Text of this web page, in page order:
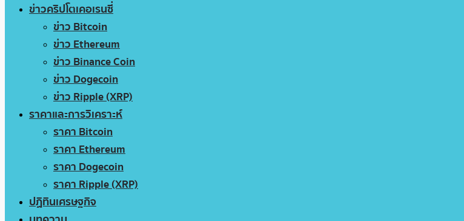
ข่าวคริปโตเคอเรนซี่
ข่าว Bitcoin
ข่าว Ethereum
ข่าว Binance Coin
ข่าว Dogecoin
ข่าว Ripple (XRP)
ราคาและการวิเคราะห์
ราคา Bitcoin
ราคา Ethereum
ราคา Dogecoin
ราคา Ripple (XRP)
ปฏิทินเศรษฐกิจ